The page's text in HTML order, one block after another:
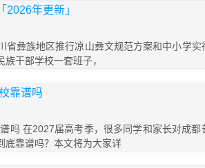
年更新」
省彝族地区推行凉山彝文规范方案和中小学实
干部学校一套班子，
靠谱吗
吗 在2027届高考季，很多同学和家长对成都
底靠谱吗？本文将为大家详